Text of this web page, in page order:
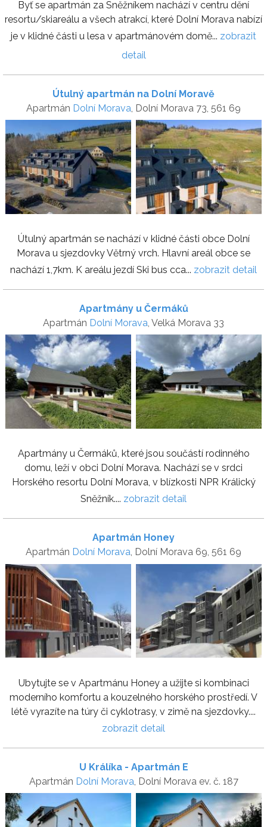
Byť se apartmán za Sněžníkem nachází v centru dění
resortu/skiareálu a všech atrakcí, které Dolní Morava nabízí
je v klidné části u lesa v apartmánovém domě... zobrazit
detail
Útulný apartmán na Dolní Moravě
Apartmán Dolní Morava, Dolní Morava 73, 561 69
Útulný apartmán se nachází v klidné části obce Dolní
Morava u sjezdovky Větrný vrch. Hlavní areál obce se
nachází 1,7km. K areálu jezdí Ski bus cca... zobrazit detail
Apartmány u Čermáků
Apartmán Dolní Morava, Velká Morava 33
Apartmány u Čermáků, které jsou součástí rodinného
domu, leží v obci Dolní Morava. Nachází se v srdci
Horského resortu Dolní Morava, v blízkosti NPR Králický
Sněžník.... zobrazit detail
Apartmán Honey
Apartmán Dolní Morava, Dolní Morava 69, 561 69
Ubytujte se v Apartmánu Honey a užijte si kombinaci
moderního komfortu a kouzelného horského prostředí. V
létě vyrazíte na túry či cyklotrasy, v zimě na sjezdovky....
zobrazit detail
U Králíka - Apartmán E
Apartmán Dolní Morava , Dolní Morava ev. č. 187